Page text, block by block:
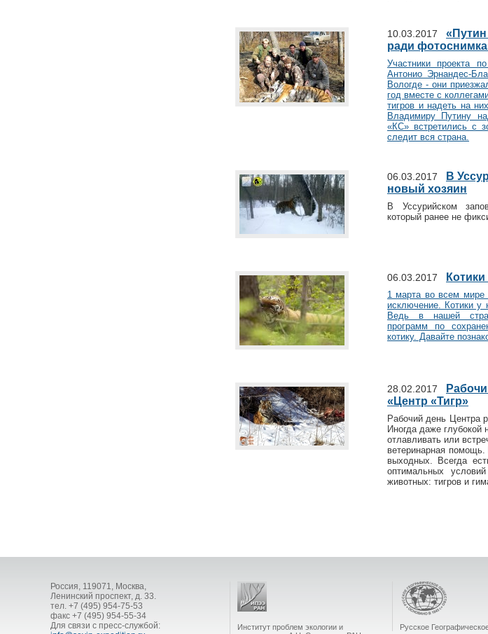
10.03.2017
ради
Участники проекта
Антонио Эрнандес-
Вологде - они
год вместе с
тигров и надеть на
Владимиру Путину
«КС» встретились с
следит вся страна.
06.03.2017
В
новый хозяин
В Уссурийском
который ранее не
06.03.2017
1 марта во всем
исключение. Котики
Ведь в нашей
программ по
котику. Давайте
28.02.2017
«Центр «Тигр»
Рабочий день Центра
Иногда даже глубокой
отлавливать или
ветеринарная
выходных. Всегда
оптимальных
животных: тигров и
Россия, 119071, Москва,
Ленинский проспект, д. 33.
тел. +7 (495) 954-75-53
факс +7 (495) 954-55-34
Для связи с пресс-службой:
Институт проблем экологии и
Русское